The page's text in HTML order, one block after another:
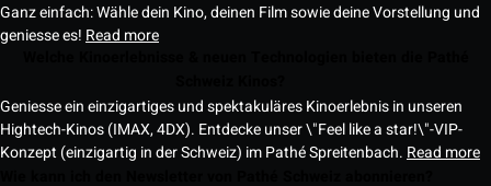
Ganz einfach: Wähle dein Kino, deinen Film sowie deine Vorstellung und
geniesse es! Read more
Geniesse ein einzigartiges und spektakuläres Kinoerlebnis in unseren
Hightech-Kinos (IMAX, 4DX). Entdecke unser \"Feel like a star!\"-VIP-
Konzept (einzigartig in der Schweiz) im Pathé Spreitenbach. Read more